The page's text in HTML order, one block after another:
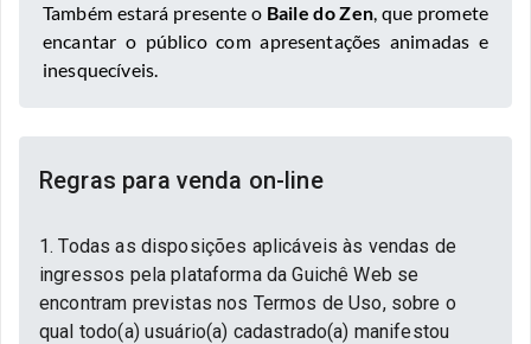
Também estará presente o Baile do Zen, que promete
encantar o público com apresentações animadas e
inesquecíveis.
Regras para venda on-line
1. Todas as disposições aplicáveis às vendas de
ingressos pela plataforma da Guichê Web se
encontram previstas nos Termos de Uso, sobre o
qual todo(a) usuário(a) cadastrado(a) manifestou